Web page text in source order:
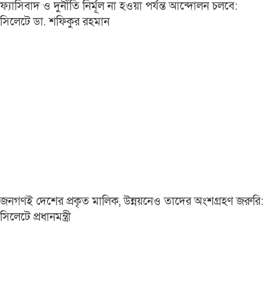
ফ্যাসিবাদ ও দুর্নীতি নির্মূল না হওয়া পর্যন্ত আন্দোলন চলবে:
সিলেটে ডা. শফিকুর রহমান
জনগণই দেশের প্রকৃত মালিক, উন্নয়নেও তাদের অংশগ্রহণ জরুরি:
সিলেটে প্রধানমন্ত্রী